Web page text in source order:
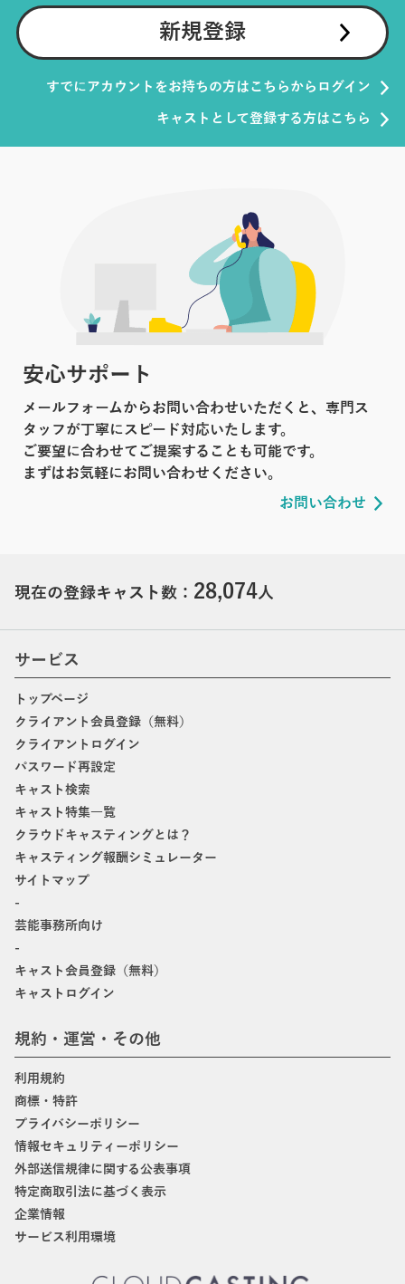
新規登録
すでにアカウントをお持ちの方はこちらからログイン
キャストとして登録する方はこちら
安心サポート
メールフォームからお問い合わせいただくと、専門ス
タッフが丁寧にスピード対応いたします。
ご要望に合わせてご提案することも可能です。
まずはお気軽にお問い合わせください。
お問い合わせ
現在の登録キャスト数： 28,074人
サービス
トップページ
クライアント会員登録（無料）
クライアントログイン
パスワード再設定
キャスト検索
キャスト特集一覧
クラウドキャスティングとは？
キャスティング報酬シミュレーター
サイトマップ
-
芸能事務所向け
-
キャスト会員登録（無料）
キャストログイン
規約・運営・その他
利用規約
商標・特許
プライバシーポリシー
情報セキュリティーポリシー
外部送信規律に関する公表事項
特定商取引法に基づく表示
企業情報
サービス利用環境